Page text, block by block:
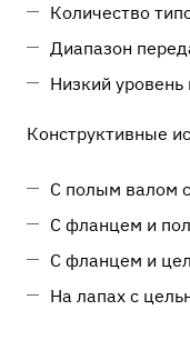
Количество
Диапазон
Низкий
Конструктивные
С полым валом
С фланцем и
С фланцем и
На лапах с